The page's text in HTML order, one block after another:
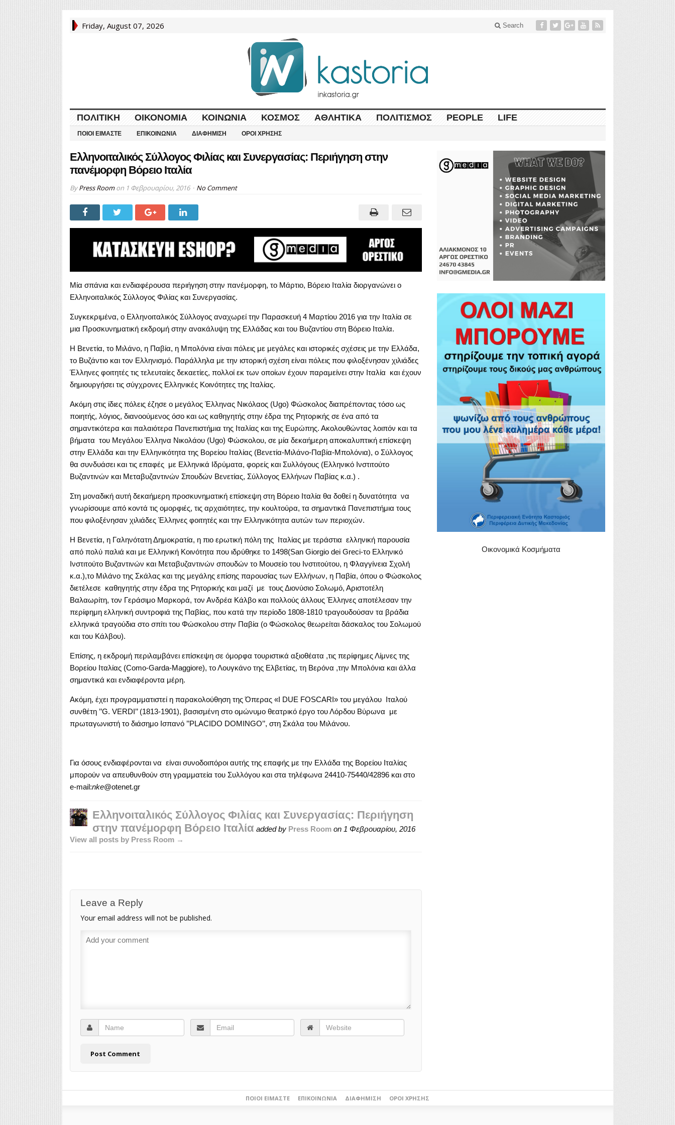
Friday, August 07, 2026 Search
ΠΟΛΙΤΙΚΉ ΟΙΚΟΝΟΜΊΑ ΚΟΙΝΩΝΊΑ ΚΌΣΜΟΣ ΑΘΛΗΤΙΚΆ ΠΟΛΙΤΙΣΜΌΣ PEOPLE LIFE
ΠΟΙΟΙ ΕΊΜΑΣΤΕ ΕΠΙΚΟΙΝΩΝΊΑ ΔΙΑΦΉΜΙΣΗ ΌΡΟΙ ΧΡΉΣΗΣ
Ελληνοιταλικός Σύλλογος Φιλίας και Συνεργασίας: Περιήγηση στην
πανέμορφη Βόρειο Ιταλία
ByPress Roomon 1 Φεβρουαρίου, 2016 No Comment
Μία σπάνια και ενδιαφέρουσα περιήγηση στην πανέμορφη, το Μάρτιο, Βόρειο Ιταλία διοργανώνει ο
Ελληνοιταλικός Σύλλογος Φιλίας και Συνεργασίας.
Συγκεκριμένα, ο Ελληνοιταλικός Σύλλογος αναχωρεί την Παρασκευή 4 Μαρτίου 2016 για την Ιταλία σε
μια Προσκυνηματική εκδρομή στην ανακάλυψη της Ελλάδας και του Βυζαντίου στη Βόρειο Ιταλία.
Η Βενετία, το Μιλάνο, η Παβία, η Μπολόνια είναι πόλεις με μεγάλες και ιστορικές σχέσεις με την Ελλάδα,
το Βυζάντιο και τον Ελληνισμό. Παράλληλα με την ιστορική σχέση είναι πόλεις που φιλοξένησαν χιλιάδες
Έλληνες φοιτητές τις τελευταίες δεκαετίες, πολλοί εκ των οποίων έχουν παραμείνει στην Ιταλία και έχουν
δημιουργήσει τις σύγχρονες Ελληνικές Κοινότητες της Ιταλίας.
Ακόμη στις ίδιες πόλεις έζησε ο μεγάλος Έλληνας Νικόλαος (Ugo) Φώσκολος διαπρέποντας τόσο ως
ποιητής, λόγιος, διανοούμενος όσο και ως καθηγητής στην έδρα της Ρητορικής σε ένα από τα
σημαντικότερα και παλαιότερα Πανεπιστήμια της Ιταλίας και της Ευρώπης. Ακολουθώντας λοιπόν και τα
βήματα του Μεγάλου Έλληνα Νικολάου (Ugo) Φώσκολου, σε μία δεκαήμερη αποκαλυπτική επίσκεψη
στην Ελλάδα και την Ελληνικότητα της Βορείου Ιταλίας (Βενετία-Μιλάνο-Παβία-Μπολόνια), ο Σύλλογος
θα συνδυάσει και τις επαφές με Ελληνικά Ιδρύματα, φορείς και Συλλόγους (Ελληνικό Ινστιτούτο
Βυζαντινών και Μεταβυζαντινών Σπουδών Βενετίας, Σύλλογος Ελλήνων Παβίας κ.α.) .
Στη μοναδική αυτή δεκαήμερη προσκυνηματική επίσκεψη στη Βόρειο Ιταλία θα δοθεί η δυνατότητα να
γνωρίσουμε από κοντά τις ομορφιές, τις αρχαιότητες, την κουλτούρα, τα σημαντικά Πανεπιστήμια τους
που φιλοξένησαν χιλιάδες Έλληνες φοιτητές και την Ελληνικότητα αυτών των περιοχών.
Η Βενετία, η Γαληνότατη Δημοκρατία, η πιο ερωτική πόλη της Ιταλίας με τεράστια ελληνική παρουσία
από πολύ παλιά και με Ελληνική Κοινότητα που ιδρύθηκε το 1498(San Giorgio dei Greci-το Ελληνικό
Ινστιτούτο Βυζαντινών και Μεταβυζαντινών σπουδών το Μουσείο του Ινστιτούτου, η Φλαγγίνεια Σχολή
κ.α.),το Μιλάνο της Σκάλας και της μεγάλης επίσης παρουσίας των Ελλήνων, η Παβία, όπου ο Φώσκολος
διετέλεσε καθηγητής στην έδρα της Ρητορικής και μαζί με τους Διονύσιο Σολωμό, Αριστοτέλη
Βαλαωρίτη, τον Γεράσιμο Μαρκορά, τον Ανδρέα Κάλβο και πολλούς άλλους Έλληνες αποτέλεσαν την
περίφημη ελληνική συντροφιά της Παβίας, που κατά την περίοδο 1808-1810 τραγουδούσαν τα βράδια
ελληνικά τραγούδια στο σπίτι του Φώσκολου στην Παβία (ο Φώσκολος θεωρείται δάσκαλος του Σολωμού
και του Κάλβου).
Επίσης, η εκδρομή περιλαμβάνει επίσκεψη σε όμορφα τουριστικά αξιοθέατα ,τις περίφημες Λίμνες της
Βορείου Ιταλίας (Como-Garda-Maggiore), το Λουγκάνο της Ελβετίας, τη Βερόνα ,την Μπολόνια και άλλα
σημαντικά και ενδιαφέροντα μέρη.
Ακόμη, έχει προγραμματιστεί η παρακολούθηση της Όπερας «I DUE FOSCARI» του μεγάλου Ιταλού
συνθέτη ’’G. VERDI’’ (1813-1901), βασισμένη στο ομώνυμο θεατρικό έργο του Λόρδου Βύρωνα με
πρωταγωνιστή το διάσημο Ισπανό ’’PLACIDO DOMINGO’’, στη Σκάλα του Μιλάνου.
Για όσους ενδιαφέρονται να είναι συνοδοιπόροι αυτής της επαφής με την Ελλάδα της Βορείου Ιταλίας
μπορούν να απευθυνθούν στη γραμματεία του Συλλόγου και στα τηλέφωνα 24410-75440/42896 και στο
e-mail:nke@otenet.gr
Ελληνοιταλικός Σύλλογος Φιλίας και Συνεργασίας: Περιήγηση
στην πανέμορφη Βόρειο Ιταλία added by Press Roomon 1 Φεβρουαρίου, 2016
View all posts by Press Room →
Leave a Reply
Your email address will not be published.
Οικονομικά Κοσμήματα
ΠΟΙΟΙ ΕΊΜΑΣΤΕ ΕΠΙΚΟΙΝΩΝΊΑ ΔΙΑΦΉΜΙΣΗ ΌΡΟΙ ΧΡΉΣΗΣ